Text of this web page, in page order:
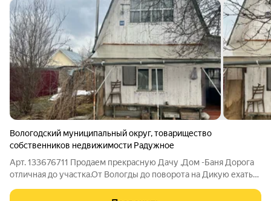
Вологодский муниципальный округ,товарищество
собственников недвижимости Радужное
Арт. 133676711 Продаем прекрасную Дачу ,Дом -Баня Дорога
отличная до участка.От Вологды до поворота на Дикую ехать
номер 35:25:0404058:436 Межевание сделано,один взрослый